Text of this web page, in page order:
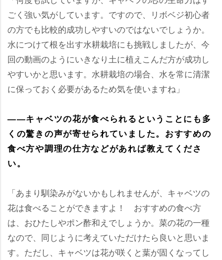
ごく強い気がしています。ですので、リボベジ初心者
の方でも比較的成功しやすいのではないでしょうか。
水につけて根を出す水耕栽培にも挑戦しましたが、今
回の動画のようにいきなり土に植えこんだ方が成功し
すいかと思います。水耕栽培の場合、水を常に清潔
に保っておく必要があるため気を使いますね」
――キャベツの花が食べられるということにも多
くの驚きの声が寄せられていました。おすすめの
食べ方や調理の仕方などがあれば教えてくださ
い。
「あまり馴染みがないかもしれませんが、キャベツの
花は食べることができますよ！ おすすめの食べ方
は、おひたしやポン酢和えでしょうか。菜の花の一種
なので、同じように考えていただけたら良いと思いま
す。ただし、キャベツは花が咲くと葉が固くなってし